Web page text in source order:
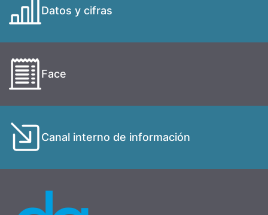
Datos y cifras
Face
Canal interno de información